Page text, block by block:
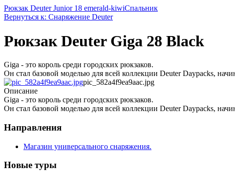
Рюкзак Deuter Junior 18 emerald-kiwiСпальник
Вернуться к: Снаряжение Deuter
Рюкзак Deuter Giga 28 Black
Giga - это король среди городских рюкзаков.
Он стал базовой моделью для всей коллекции Deuter Daypacks,
pic_582a4f9ea9aac.jpg
Описание
Giga - это король среди городских рюкзаков.
Он стал базовой моделью для всей коллекции Deuter Daypacks,
Направления
Магазин универсального снаряжения.
Новые туры